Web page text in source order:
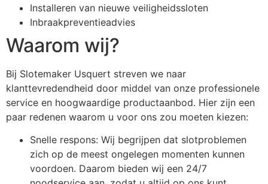
Installeren van nieuwe veiligheidssloten
Inbraakpreventieadvies
Waarom wij?
Bij Slotemaker Usquert streven we naar
klanttevredendheid door middel van onze professionele
service en hoogwaardige productaanbod. Hier zijn een
paar redenen waarom u voor ons zou moeten kiezen:
Snelle respons: Wij begrijpen dat slotproblemen
zich op de meest ongelegen momenten kunnen
voordoen. Daarom bieden wij een 24/7